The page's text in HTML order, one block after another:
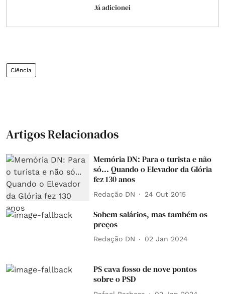
Já adicionei
Ciência
Artigos Relacionados
Memória DN: Para o turista e não
só... Quando o Elevador da Glória
fez 130 anos
Redação DN 24 Out 2015
Sobem salários, mas também os
preços
Redação DN 02 Jan 2024
PS cava fosso de nove pontos
sobre o PSD